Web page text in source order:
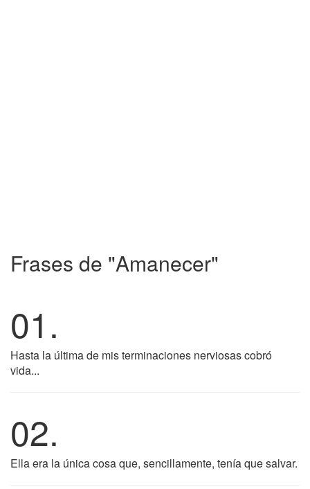
Frases de "Amanecer"
01.
Hasta la última de mis terminaciones nerviosas cobró
vida...
02.
Ella era la única cosa que, sencillamente, tenía que salvar.